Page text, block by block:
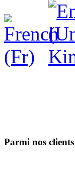
Parmi nos clients